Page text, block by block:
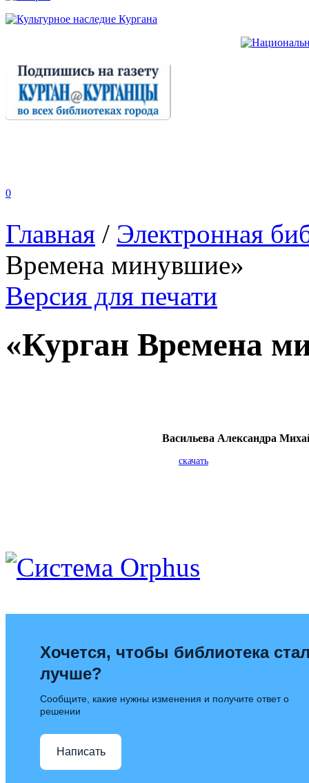
0
Главная / Электронная
Времена минувшие»
Версия для печати
«Курган Времена
Васильева Александра
скачать
Хочется, чтобы библиотека
лучше?
Сообщите, какие нужны изменения и получите ответ о
решении
Написать